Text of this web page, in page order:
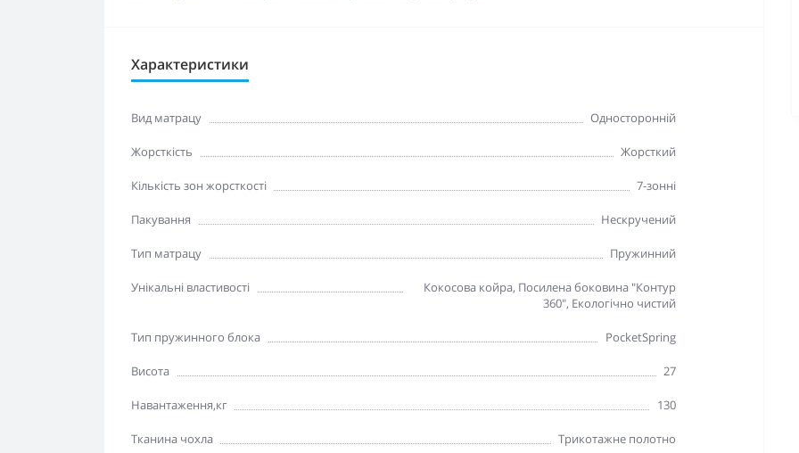
Характеристики
Вид матрацу Односторонній
Жорсткість Жорсткий
Кількість зон жорсткості 7-зонні
Пакування Нескручений
Тип матрацу Пружинний
Унікальні властивості
Кокосова койра, Посилена боковина "Контур
360", Екологічно чистий
Тип пружинного блока PocketSpring
Висота 27
Навантаження,кг 130
Тканина чохла Трикотажне полотно